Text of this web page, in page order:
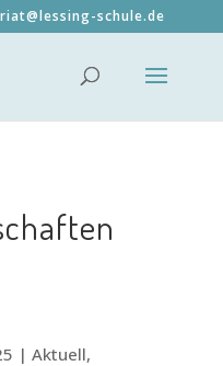
schule.de
| Aktuell,